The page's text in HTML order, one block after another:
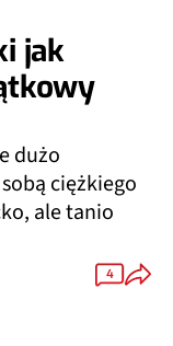
jak
dużo
ciężkiego
ale tanio
4